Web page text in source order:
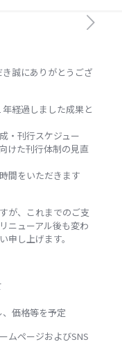
誠にありがとうござ
経過しました成果と
・刊行スケジュー
けた刊行体制の見直
間をいただきます
が、これまでのご支
ニューアル後も変わ
申し上げます。
、価格等を予定
ムページおよびSNS